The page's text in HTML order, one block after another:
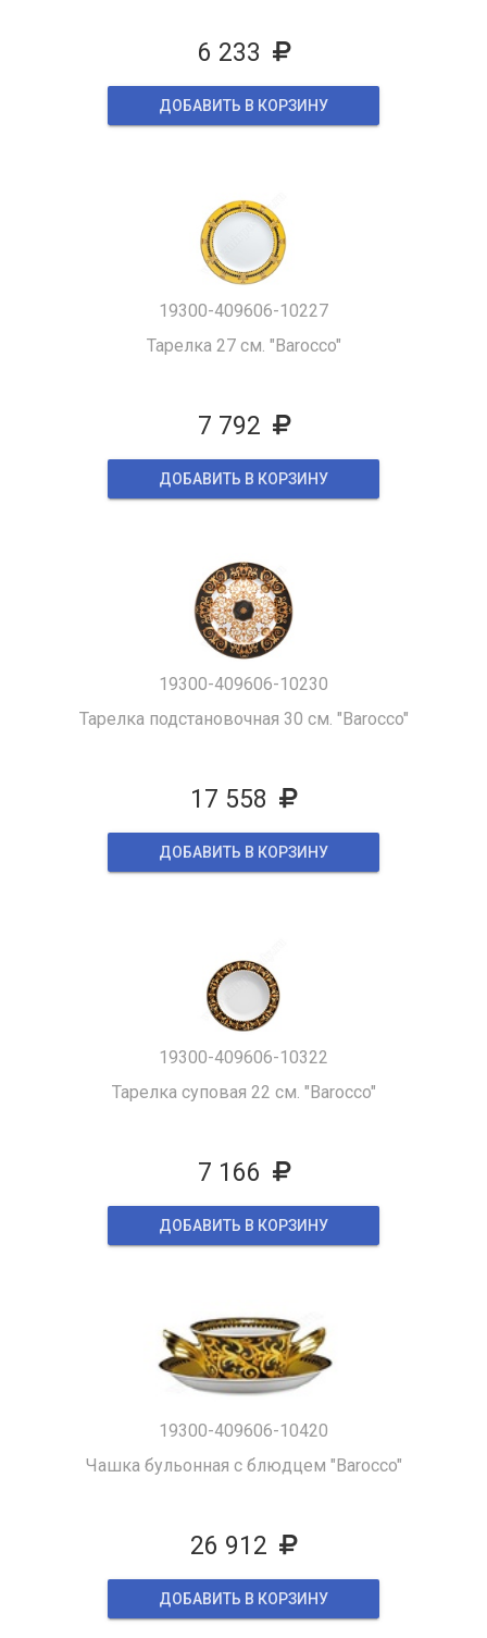
6 233
ДОБАВИТЬ В КОРЗИНУ
19300-409606-10227
Тарелка 27 см. "Barocco"
7 792
ДОБАВИТЬ В КОРЗИНУ
19300-409606-10230
Тарелка подстановочная 30 см. "Barocco"
17 558
ДОБАВИТЬ В КОРЗИНУ
19300-409606-10322
Тарелка суповая 22 см. "Barocco"
7 166
ДОБАВИТЬ В КОРЗИНУ
19300-409606-10420
Чашка бульонная с блюдцем "Barocco"
26 912
ДОБАВИТЬ В КОРЗИНУ